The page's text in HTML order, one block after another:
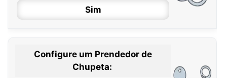
Sim
0 / 6 meses
Configure um Prendedor de
Chupeta: